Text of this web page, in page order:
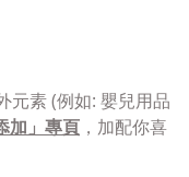
元素 (例如: 嬰兒用品
加」專頁 ，加配你喜